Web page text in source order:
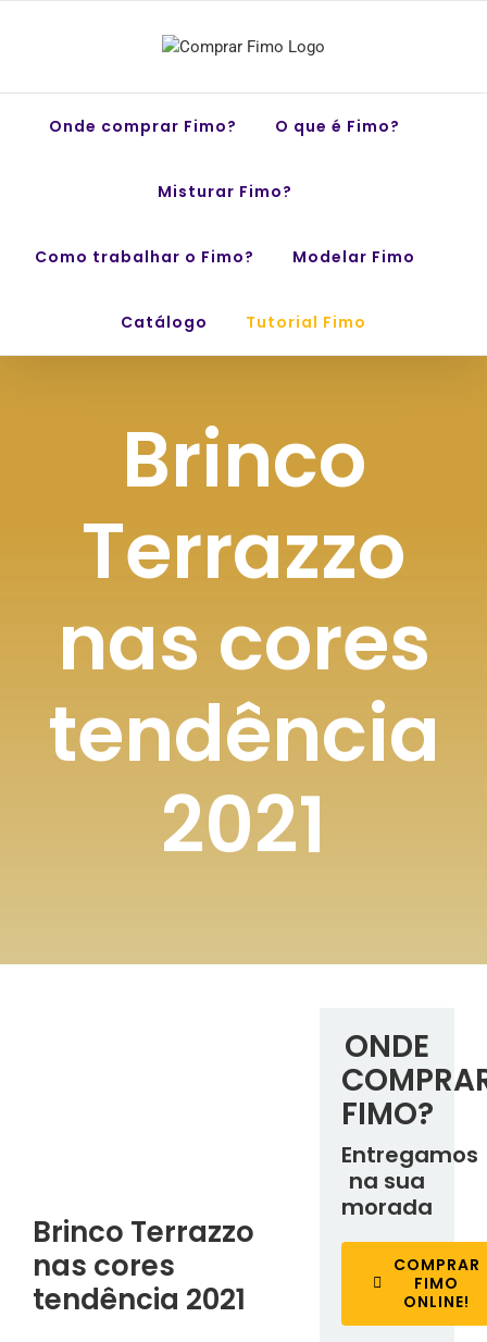
Onde comprar Fimo? O que é Fimo?
Misturar Fimo?
Como trabalhar o Fimo? Modelar Fimo
Catálogo Tutorial Fimo
Brinco
Terrazzo
nas cores
tendência
2021
Brinco Terrazzo
nas cores
tendência 2021
ONDE
FIMO?
Entregamos
na sua
morada
COMPRAR
FIMO
ONLINE!